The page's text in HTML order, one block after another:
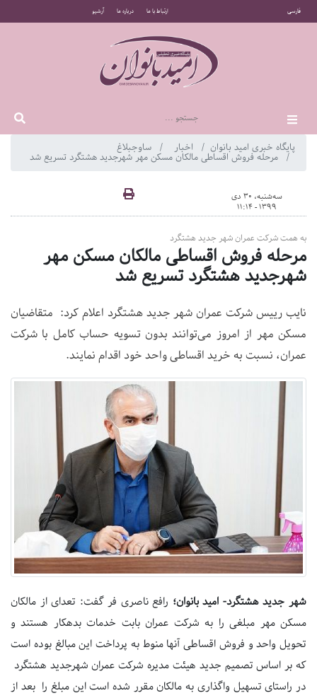
فارسی ارتباط با ما درباره ما آرشیو
پایگاه خبری امید بانوان اخبار ساوجبلاغ
مرحله فروش اقساطی مالکان مسکن مهر شهرجدید هشتگرد تسریع شد
سه‌شنبه، 30 دی
1399 - 11:14
به همت شرکت عمران شهر جدید هشتگرد
مرحله فروش اقساطی مالکان مسکن مهر
شهرجدید هشتگرد تسریع شد
نایب رییس شرکت عمران شهر جدید هشتگرد اعلام کرد: متقاضیان
مسکن مهر از امروز می‌توانند بدون تسویه حساب کامل با شرکت
عمران، نسبت به خرید اقساطی واحد خود اقدام نمایند.
شهر جدید هشتگرد- امید بانوان؛ رافع ناصری فر گفت: تعدای از مالکان
مسکن مهر مبلغی را به شرکت عمران بابت خدمات بدهکار هستند و
تحویل واحد و فروش اقساطی آنها منوط به پرداخت این مبالغ بوده است
که بر اساس تصمیم جدید هیئت مدیره شرکت عمران شهرجدید هشتگرد
در راستای تسهیل واگذاری به مالکان مقرر شده است این مبلغ را بعد از